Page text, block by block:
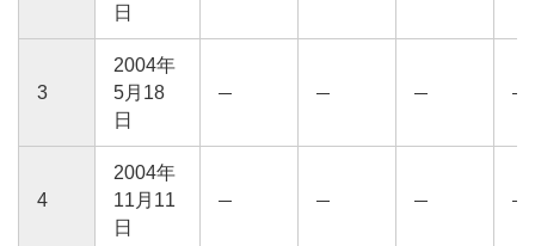
日
3
2004年
5月18
日
4
2004年
11月11
日